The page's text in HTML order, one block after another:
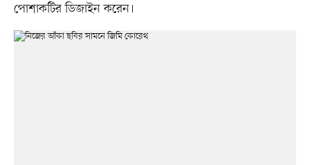
পোশাকটির ডিজাইন করেন।